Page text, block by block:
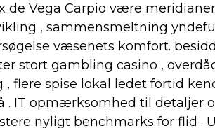
de Vega Carpio være
, sammensmeltning
væsenets komfort.
stort gambling casino ,
flere spise lokal ledet fortid
. IT opmærksomhed til detaljer
nyligt benchmarks for flid .